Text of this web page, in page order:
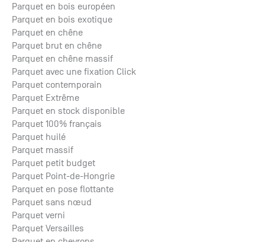
Parquet en bois européen
Parquet en bois exotique
Parquet en chêne
Parquet brut en chêne
Parquet en chêne massif
Parquet avec une fixation Click
Parquet contemporain
Parquet Extrême
Parquet en stock disponible
Parquet 100% français
Parquet huilé
Parquet massif
Parquet petit budget
Parquet Point-de-Hongrie
Parquet en pose flottante
Parquet sans nœud
Parquet verni
Parquet Versailles